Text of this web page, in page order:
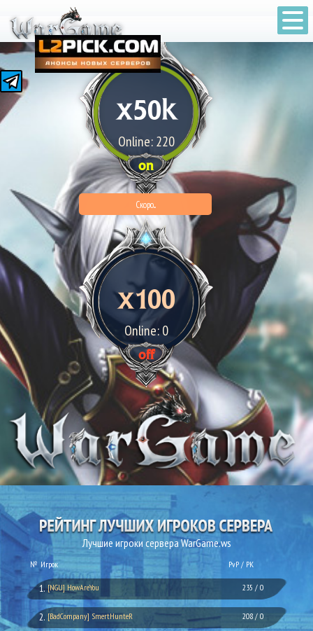
x50k
Online: 220
on
Скоро...
x100
Online: 0
off
Лучшие игроки сервера WarGame.ws
№ Игрок PvP / PK
1. [NGU] HowAreYou 235 / 0
2. [BadCompany] SmertHunteR 208 / 0